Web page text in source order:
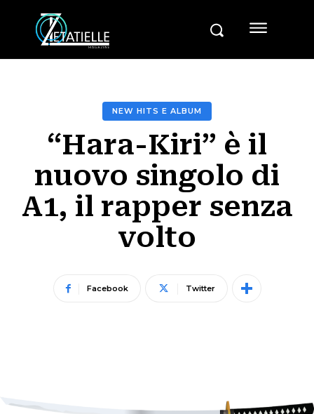
NEW HITS E ALBUM
“Hara-Kiri” è il
nuovo singolo di
A1, il rapper senza
volto
Facebook Twitter